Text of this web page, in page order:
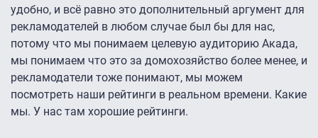
удобно, и всё равно это дополнительный аргумент для
рекламодателей в любом случае был бы для нас,
потому что мы понимаем целевую аудиторию Акада,
мы понимаем что это за домохозяйство более менее, и
рекламодатели тоже понимают, мы можем
посмотреть наши рейтинги в реальном времени. Какие
мы. У нас там хорошие рейтинги.